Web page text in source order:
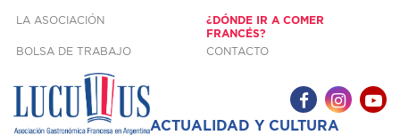
LA ASOCIACIÓN
¿DÓNDE IR A COMER
FRANCÉS?
BOLSA DE TRABAJO
CONTACTO
ACTUALIDAD Y CULTURA